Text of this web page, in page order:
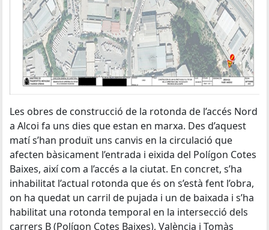
Les obres de construcció de la rotonda de l’accés Nord
a Alcoi fa uns dies que estan en marxa. Des d’aquest
matí s’han produït uns canvis en la circulació que
afecten bàsicament l’entrada i eixida del Polígon Cotes
Baixes, així com a l’accés a la ciutat. En concret, s’ha
inhabilitat l’actual rotonda que és on s’està fent l’obra,
on ha quedat un carril de pujada i un de baixada i s’ha
habilitat una rotonda temporal en la intersecció dels
carrers B (Polígon Cotes Baixes), València i Tomàs